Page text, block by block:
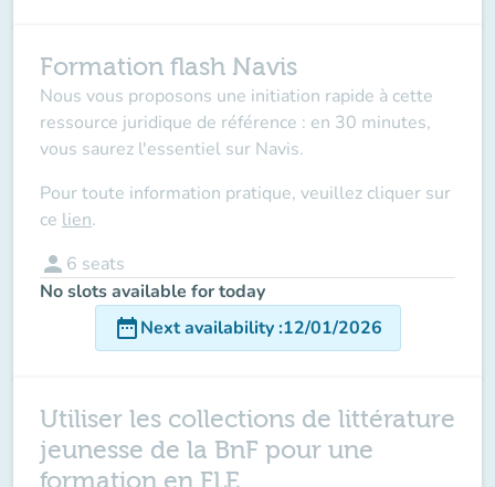
Formation flash Navis
Nous vous proposons une initiation rapide à cette
ressource juridique de référence : en 30 minutes,
vous saurez l'essentiel sur Navis.
Pour toute information pratique, veuillez cliquer sur
ce lien.
person 6 seats
No slots available for today
date_rangeNext availability:12/01/2026
Utiliser les collections de littérature
jeunesse de la BnF pour une
formation en FLE